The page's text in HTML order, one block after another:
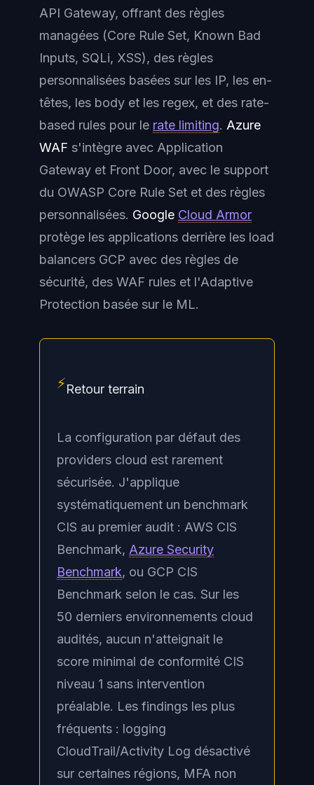
API Gateway, offrant des règles
managées (Core Rule Set, Known Bad
Inputs, SQLi, XSS), des règles
personnalisées basées sur les IP, les en-
têtes, les body et les regex, et des rate-
based rules pour le rate limiting. Azure
WAF s'intègre avec Application
Gateway et Front Door, avec le support
du OWASP Core Rule Set et des règles
personnalisées. Google Cloud Armor
protège les applications derrière les load
balancers GCP avec des règles de
sécurité, des WAF rules et l'Adaptive
Protection basée sur le ML.
⚡Retour terrain
La configuration par défaut des
providers cloud est rarement
sécurisée. J'applique
systématiquement un benchmark
CIS au premier audit : AWS CIS
Benchmark, Azure Security
Benchmark, ou GCP CIS
Benchmark selon le cas. Sur les
50 derniers environnements cloud
audités, aucun n'atteignait le
score minimal de conformité CIS
niveau 1 sans intervention
préalable. Les findings les plus
fréquents : logging
CloudTrail/Activity Log désactivé
sur certaines régions, MFA non